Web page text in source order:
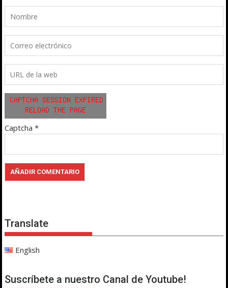
Captcha *
Translate
English
Suscríbete a nuestro Canal de Youtube!